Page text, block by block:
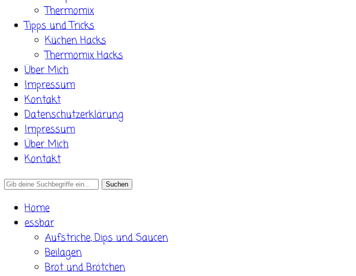
Thermomix
Tipps und Tricks
Küchen Hacks
Thermomix Hacks
Über Mich
Impressum
Kontakt
Datenschutzerklärung
Impressum
Über Mich
Kontakt
Search
Home
essbar
Aufstriche, Dips und Saucen
Beilagen
Brot und Brötchen